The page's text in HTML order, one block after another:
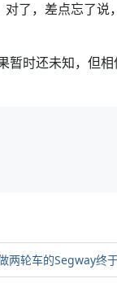
了，差点忘了说
暂时还未知，但
两轮车的Segway终